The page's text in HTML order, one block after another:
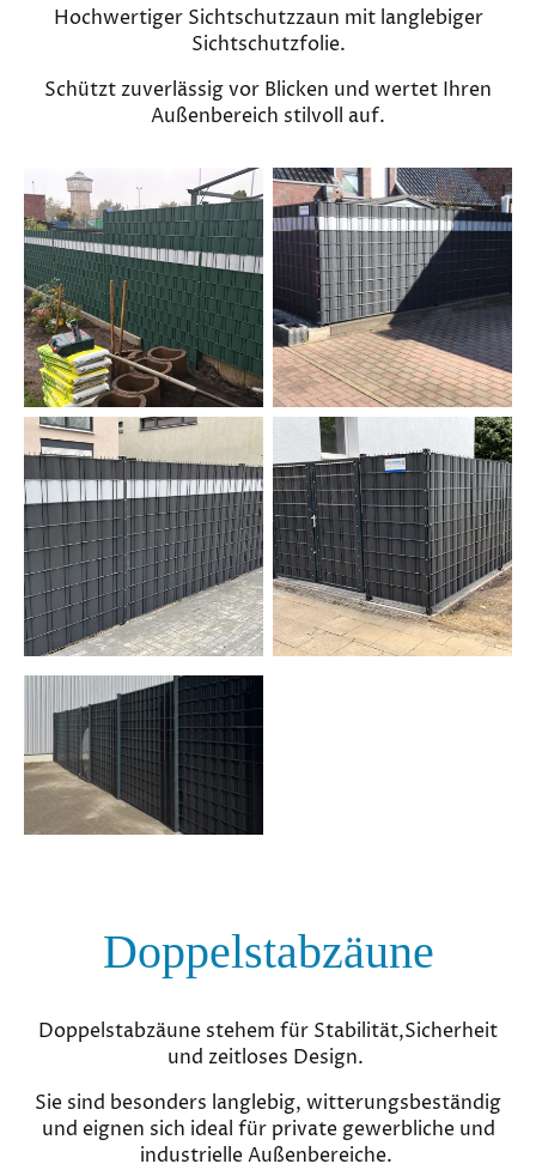
Hochwertiger Sichtschutzzaun mit langlebiger
Sichtschutzfolie.
Schützt zuverlässig vor Blicken und wertet Ihren
Außenbereich stilvoll auf.
Doppelstabzäune
Doppelstabzäune stehem für Stabilität,Sicherheit
und zeitloses Design.
Sie sind besonders langlebig, witterungsbeständig
und eignen sich ideal für private gewerbliche und
industrielle Außenbereiche.